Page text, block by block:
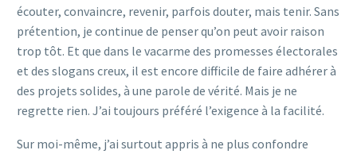
écouter, convaincre, revenir, parfois douter, mais tenir. Sans
prétention, je continue de penser qu’on peut avoir raison
trop tôt. Et que dans le vacarme des promesses électorales
et des slogans creux, il est encore difficile de faire adhérer à
des projets solides, à une parole de vérité. Mais je ne
regrette rien. J’ai toujours préféré l’exigence à la facilité.
Sur moi-même, j’ai surtout appris à ne plus confondre